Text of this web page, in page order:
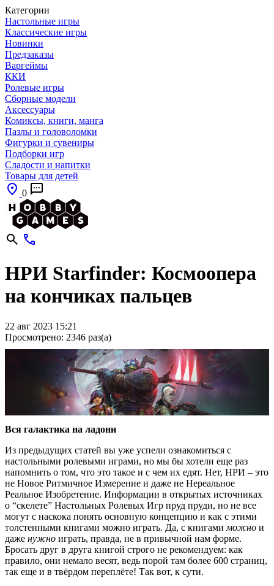
Категории
Настольные игры
Классические игры
Новинки
Предзаказы
Варгеймы
ККИ
Ролевые игры
Сборные модели
Аксессуары
Комиксы, книги, манга
Пазлы и головоломки
Фигурки и сувениры
Подборки игр
Сладости и напитки
Товары для детей
0
НРИ Starfinder: Космоопера
на кончиках пальцев
22 авг 2023 15:21
Просмотрено: 2346 раз(а)
Вся галактика на ладони
Из предыдущих статей вы уже успели ознакомиться с
настольными ролевыми играми, но мы бы хотели еще раз
напомнить о том, что это такое и с чем их едят. Нет, НРИ – это
не Новое Ритмичное Измерение и даже не Нереальное
Реальное Изобретение. Информации в открытых источниках
о “скелете” Настольных Ролевых Игр пруд пруди, но не все
могут с наскока понять основную концепцию и как с этими
толстенными книгами можно играть. Да, с книгами можно и
даже нужно играть, правда, не в привычной нам форме.
Бросать друг в друга книгой строго не рекомендуем: как
правило, они немало весят, ведь порой там более 600 страниц,
так еще и в твёрдом переплёте! Так вот, к сути.